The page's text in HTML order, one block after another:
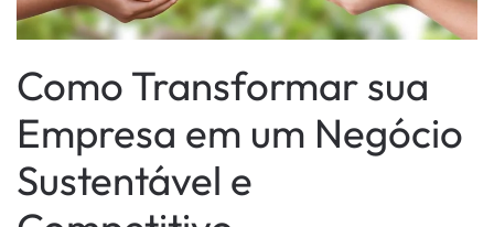
Como Transformar sua
Empresa em um Negócio
Sustentável e